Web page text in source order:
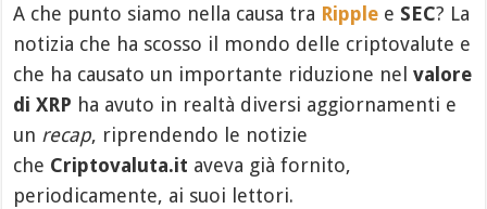
A che punto siamo nella causa tra Ripple e SEC? La
notizia che ha scosso il mondo delle criptovalute e
che ha causato un importante riduzione nelvalore
di XRP ha avuto in realtà diversi aggiornamenti e
un recap, riprendendo le notizie
che Criptovaluta.it aveva già fornito,
periodicamente, ai suoi lettori.